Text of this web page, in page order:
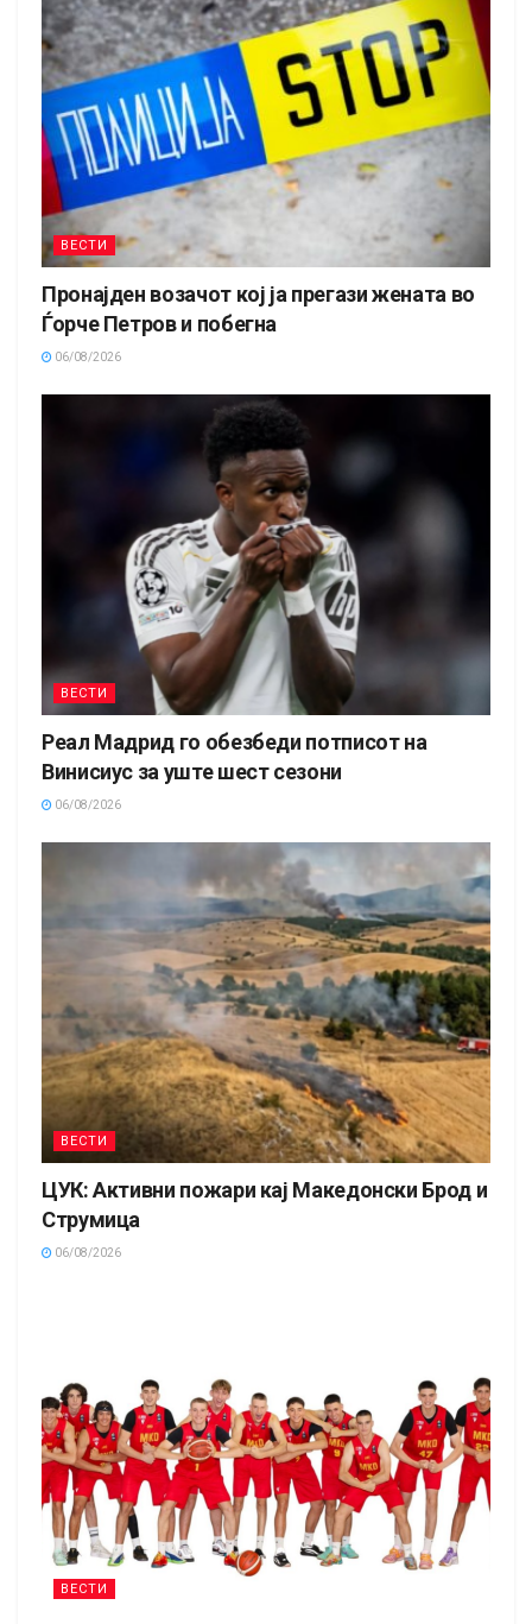
ВЕСТИ
Пронајден возачот кој ја прегази жената во
Ѓорче Петров и побегна
06/08/2026
ВЕСТИ
Реал Мадрид го обезбеди потписот на
Винисиус за уште шест сезони
06/08/2026
ВЕСТИ
ЦУК: Активни пожари кај Македонски Брод и
Струмица
06/08/2026
ВЕСТИ